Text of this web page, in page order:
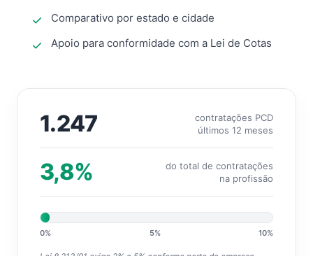
Comparativo por estado e cidade
Apoio para conformidade com a Lei de Cotas
1.247
contratações PCD
últimos 12 meses
3,8%
do total de contratações
na profissão
0% 5% 10%